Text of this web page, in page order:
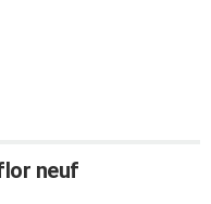
neuf